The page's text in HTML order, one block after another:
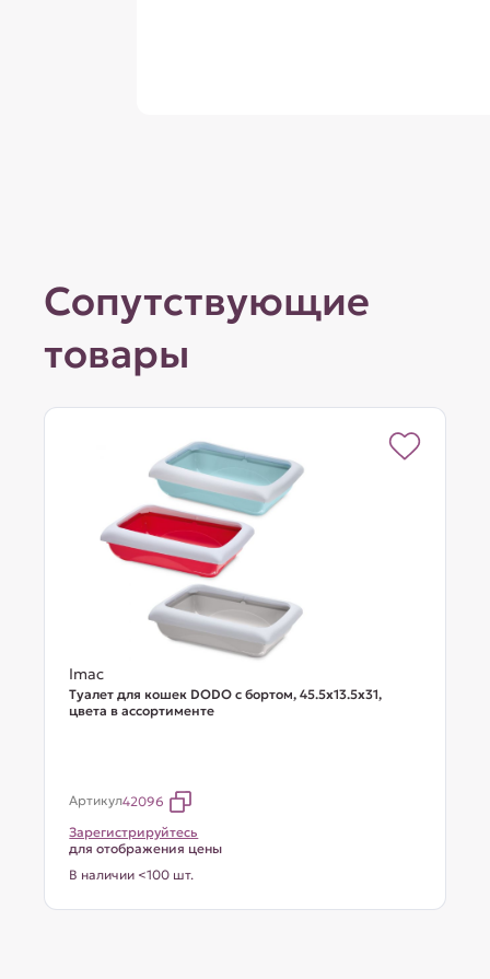
Сопутствующие
товары
Imac
Туалет для кошек DODO с бортом, 45.5х13.5х31,
цвета в ассортименте
Артикул42096
Зарегистрируйтесь
для отображения цены
В наличии <100 шт.